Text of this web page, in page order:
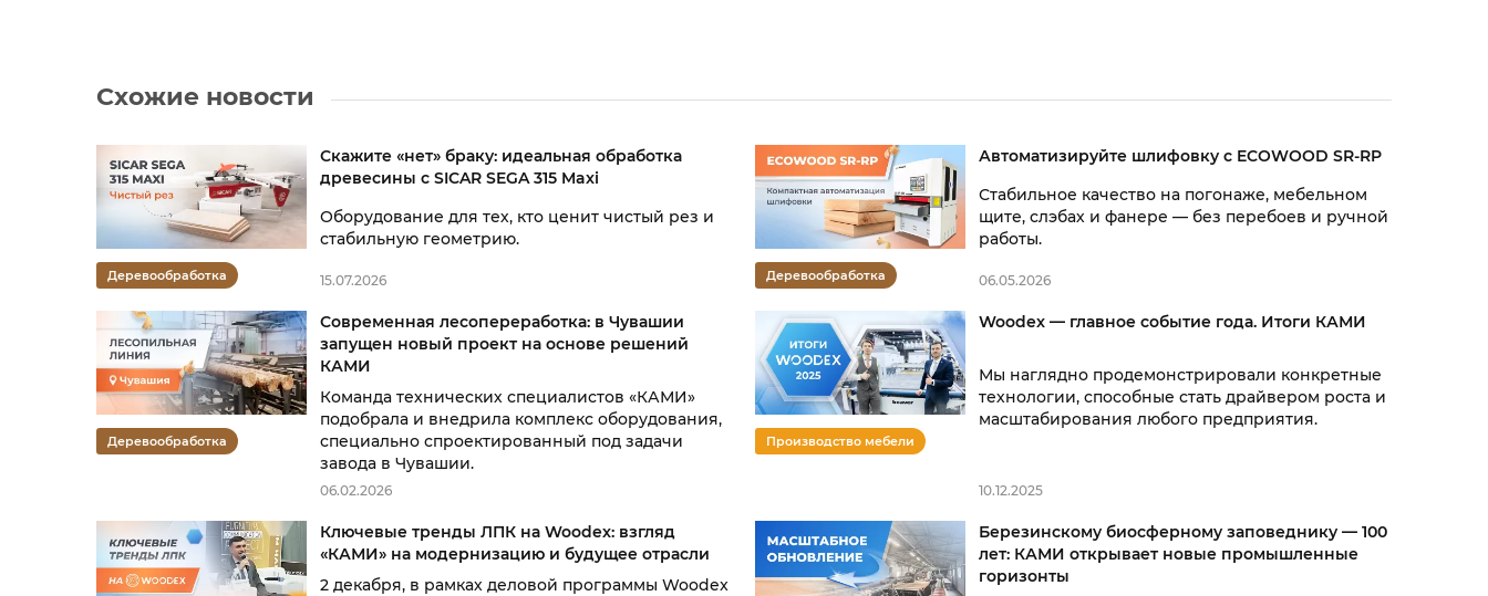
Схожие новости
Деревообработка
Скажите «нет» браку: идеальная обработка
древесины с SICAR SEGA 315 Maxi
Оборудование для тех, кто ценит чистый рез и
стабильную геометрию.
15.07.2026 Деревообработка
Автоматизируйте шлифовку с ECOWOOD SR-RP
Стабильное качество на погонаже, мебельном
щите, слэбах и фанере — без перебоев и ручной
работы.
06.05.2026
Деревообработка
Современная лесопереработка: в Чувашии
запущен новый проект на основе решений
КАМИ
Команда технических специалистов «КАМИ»
подобрала и внедрила комплекс оборудования,
специально спроектированный под задачи
завода в Чувашии.
06.02.2026
Производство мебели
Woodex — главное событие года. Итоги КАМИ
Мы наглядно продемонстрировали конкретные
технологии, способные стать драйвером роста и
масштабирования любого предприятия.
10.12.2025
Ключевые тренды ЛПК на Woodex: взгляд
«КАМИ» на модернизацию и будущее отрасли
2 декабря, в рамках деловой программы Woodex
Березинскому биосферному заповеднику — 100
лет: КАМИ открывает новые промышленные
горизонты